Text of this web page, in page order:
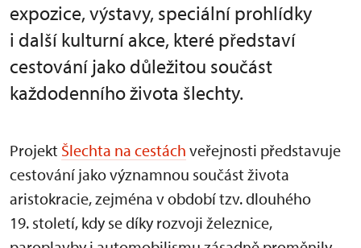
expozice, výstavy, speciální prohlídky
i další kulturní akce, které představí
cestování jako důležitou součást
každodenního života šlechty.
Projekt Šlechta na cestách veřejnosti představuje
cestování jako významnou součást života
aristokracie, zejména v období tzv. dlouhého
19. století, kdy se díky rozvoji železnice,